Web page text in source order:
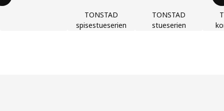
TONSTAD
spisestueserien
TONSTAD
stueserien